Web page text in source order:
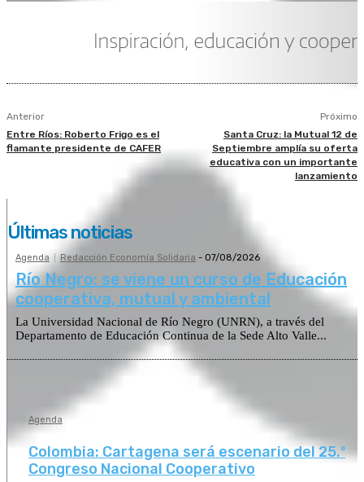
Anterior
Entre Ríos: Roberto Frigo es el
flamante presidente de CAFER
Próximo
Santa Cruz: la Mutual 12 de
Septiembre amplía su oferta
educativa con un importante
lanzamiento
Últimas noticias
Agenda Redacción Economía Solidaria - 07/08/2026
Río Negro: se viene un curso de Educación
cooperativa, mutual y ambiental
La Universidad Nacional de Río Negro (UNRN), a través del
Departamento de Educación Continua de la Sede Alto Valle...
Agenda
Colombia: Cartagena será escenario del 25.º
Congreso Nacional Cooperativo